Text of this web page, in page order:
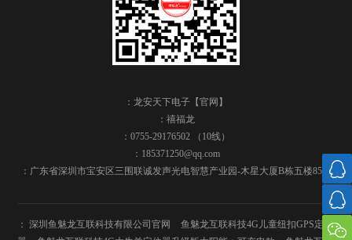
：龙安天下电子【官网】
：禧福龙
：0755-29176502 （10线）
：185371250@qq.com
：广东省深圳市宝安区三围联诚发声光电智慧产业园-木星大厦B栋五楼8504
：深圳鱼魅龙互联科技有限公司官网
鱼魅龙互联科技4G儿童纽扣GPS定位